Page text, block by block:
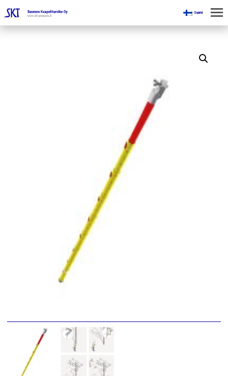
Suomi
KAAPELINKÄSITTELYLAITTEET
JÄNNITETYÖLINJAVARUSTEET
KAIVOSTEOLLISUUDEN LAITTEET